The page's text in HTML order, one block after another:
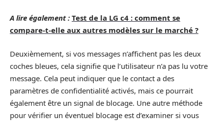
A lire également : Test de la LG c4 : comment se
compare-t-elle aux autres modèles sur le marché ?
Deuxièmement, si vos messages n’affichent pas les deux
coches bleues, cela signifie que l’utilisateur n’a pas lu votre
message. Cela peut indiquer que le contact a des
paramètres de confidentialité activés, mais ce pourrait
également être un signal de blocage. Une autre méthode
pour vérifier un éventuel blocage est d’examiner si vous